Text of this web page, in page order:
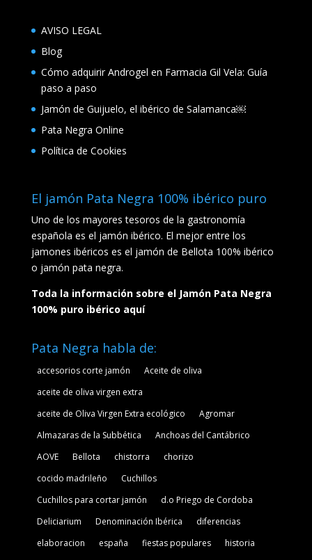
AVISO LEGAL
Blog
Cómo adquirir Androgel en Farmacia Gil Vela: Guía
paso a paso
Jamón de Guijuelo, el ibérico de Salamanca￼
Pata Negra Online
Política de Cookies
El jamón Pata Negra 100% ibérico puro
Uno de los mayores tesoros de la gastronomía
española es el jamón ibérico. El mejor entre los
jamones ibéricos es el jamón de Bellota 100% ibérico
o jamón pata negra.
Toda la información sobre el Jamón Pata Negra
100% puro ibérico aquí
Pata Negra habla de:
accesorios corte jamón
Aceite de oliva
aceite de oliva virgen extra
aceite de Oliva Virgen Extra ecológico
Agromar
Almazaras de la Subbética
Anchoas del Cantábrico
AOVE
Bellota chistorra
chorizo
cocido madrileño
Cuchillos
Cuchillos para cortar jamón
d.o Priego de Cordoba
Deliciarium
Denominación Ibérica
diferencias
elaboracion
españa fiestas populares
historia